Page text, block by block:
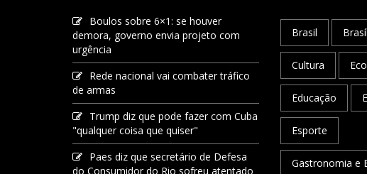
Boulos sobre 6×1: se houver
demora, governo envia projeto com
urgência
Rede nacional vai combater tráfico
de armas
Trump diz que pode fazer com Cuba
"qualquer coisa que quiser"
Paes diz que secretário de Defesa
do Consumidor do Rio sofreu atentado
Brasil
Cultura
Educação
Esporte
Gastronomia e